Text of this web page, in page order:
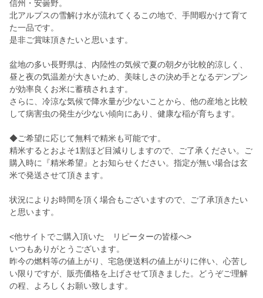
信州・安曇野。
北アルプスの雪解け水が流れてくるこの地で、手間暇かけて育て
た一品です。
是非ご賞味頂きたいと思います。
盆地の多い長野県は、内陸性の気候で夏の朝夕が比較的涼しく、
昼と夜の気温差が大きいため、美味しさの決め手となるデンプン
が効率良くお米に蓄積されます。
さらに、冷涼な気候で降水量が少ないことから、他の産地と比較
して病害虫の発生が少ない傾向にあり、健康な稲が育ちます。
◆ご希望に応じて無料で精米も可能です。
精米するとおよそ1割ほど目減りしますので、ご了承ください。ご
購入時に『精米希望』とお知らせください。指定が無い場合は玄
米で発送させて頂きます。
状況によりお時間を頂く場合もございますので、ご了承頂きたい
と思います。
<他サイトでご購入頂いた リピーターの皆様へ>
いつもありがとうございます。
昨今の燃料等の値上がり、宅急便送料の値上がりに伴い、心苦し
い限りですが、販売価格を上げさせて頂きました。どうぞご理解
の程、よろしくお願い致します。